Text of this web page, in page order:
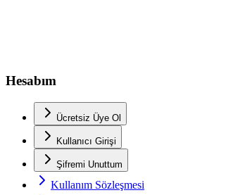
Hesabım
Ücretsiz Üye Ol
Kullanıcı Girişi
Şifremi Unuttum
Kullanım Sözleşmesi